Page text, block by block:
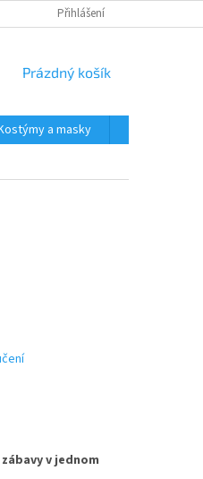
Přihlášení
NÁKUPNÍ
Prázdný košík
a masky
v jednom